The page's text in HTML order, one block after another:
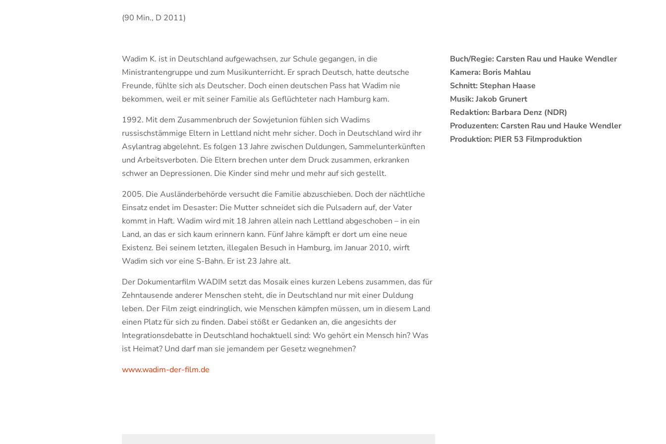
(90 Min., D 2011)
Wadim K. ist in Deutschland aufgewachsen, zur Schule gegangen, in die
Ministrantengruppe und zum Musikunterricht. Er sprach Deutsch, hatte deutsche
Freunde, fühlte sich als Deutscher. Doch einen deutschen Pass hat Wadim nie
bekommen, weil er mit seiner Familie als Geflüchteter nach Hamburg kam.
1992. Mit dem Zusammenbruch der Sowjetunion fühlen sich Wadims
russischstämmige Eltern in Lettland nicht mehr sicher. Doch in Deutschland wird ihr
Asylantrag abgelehnt. Es folgen 13 Jahre zwischen Duldungen, Sammelunterkünften
und Arbeitsverboten. Die Eltern brechen unter dem Druck zusammen, erkranken
schwer an Depressionen. Die Kinder sind mehr und mehr auf sich gestellt.
2005. Die Ausländerbehörde versucht die Familie abzuschieben. Doch der nächtliche
Einsatz endet im Desaster: Die Mutter schneidet sich die Pulsadern auf, der Vater
kommt in Haft. Wadim wird mit 18 Jahren allein nach Lettland abgeschoben – in ein
Land, an das er sich kaum erinnern kann. Fünf Jahre kämpft er dort um eine neue
Existenz. Bei seinem letzten, illegalen Besuch in Hamburg, im Januar 2010, wirft
Wadim sich vor eine S-Bahn. Er ist 23 Jahre alt.
Der Dokumentarfilm WADIM setzt das Mosaik eines kurzen Lebens zusammen, das für
Zehntausende anderer Menschen steht, die in Deutschland nur mit einer Duldung
leben. Der Film zeigt eindringlich, wie Menschen kämpfen müssen, um in diesem Land
einen Platz für sich zu finden. Dabei stößt er Gedanken an, die angesichts der
Integrationsdebatte in Deutschland hochaktuell sind: Wo gehört ein Mensch hin? Was
ist Heimat? Und darf man sie jemandem per Gesetz wegnehmen?
www.wadim-der-film.de
Buch/Regie: Carsten Rau und Hauke Wendler
Kamera: Boris Mahlau
Schnitt: Stephan Haase
Musik: Jakob Grunert
Redaktion: Barbara Denz (NDR)
Produzenten: Carsten Rau und Hauke Wendler
Produktion: PIER 53 Filmproduktion